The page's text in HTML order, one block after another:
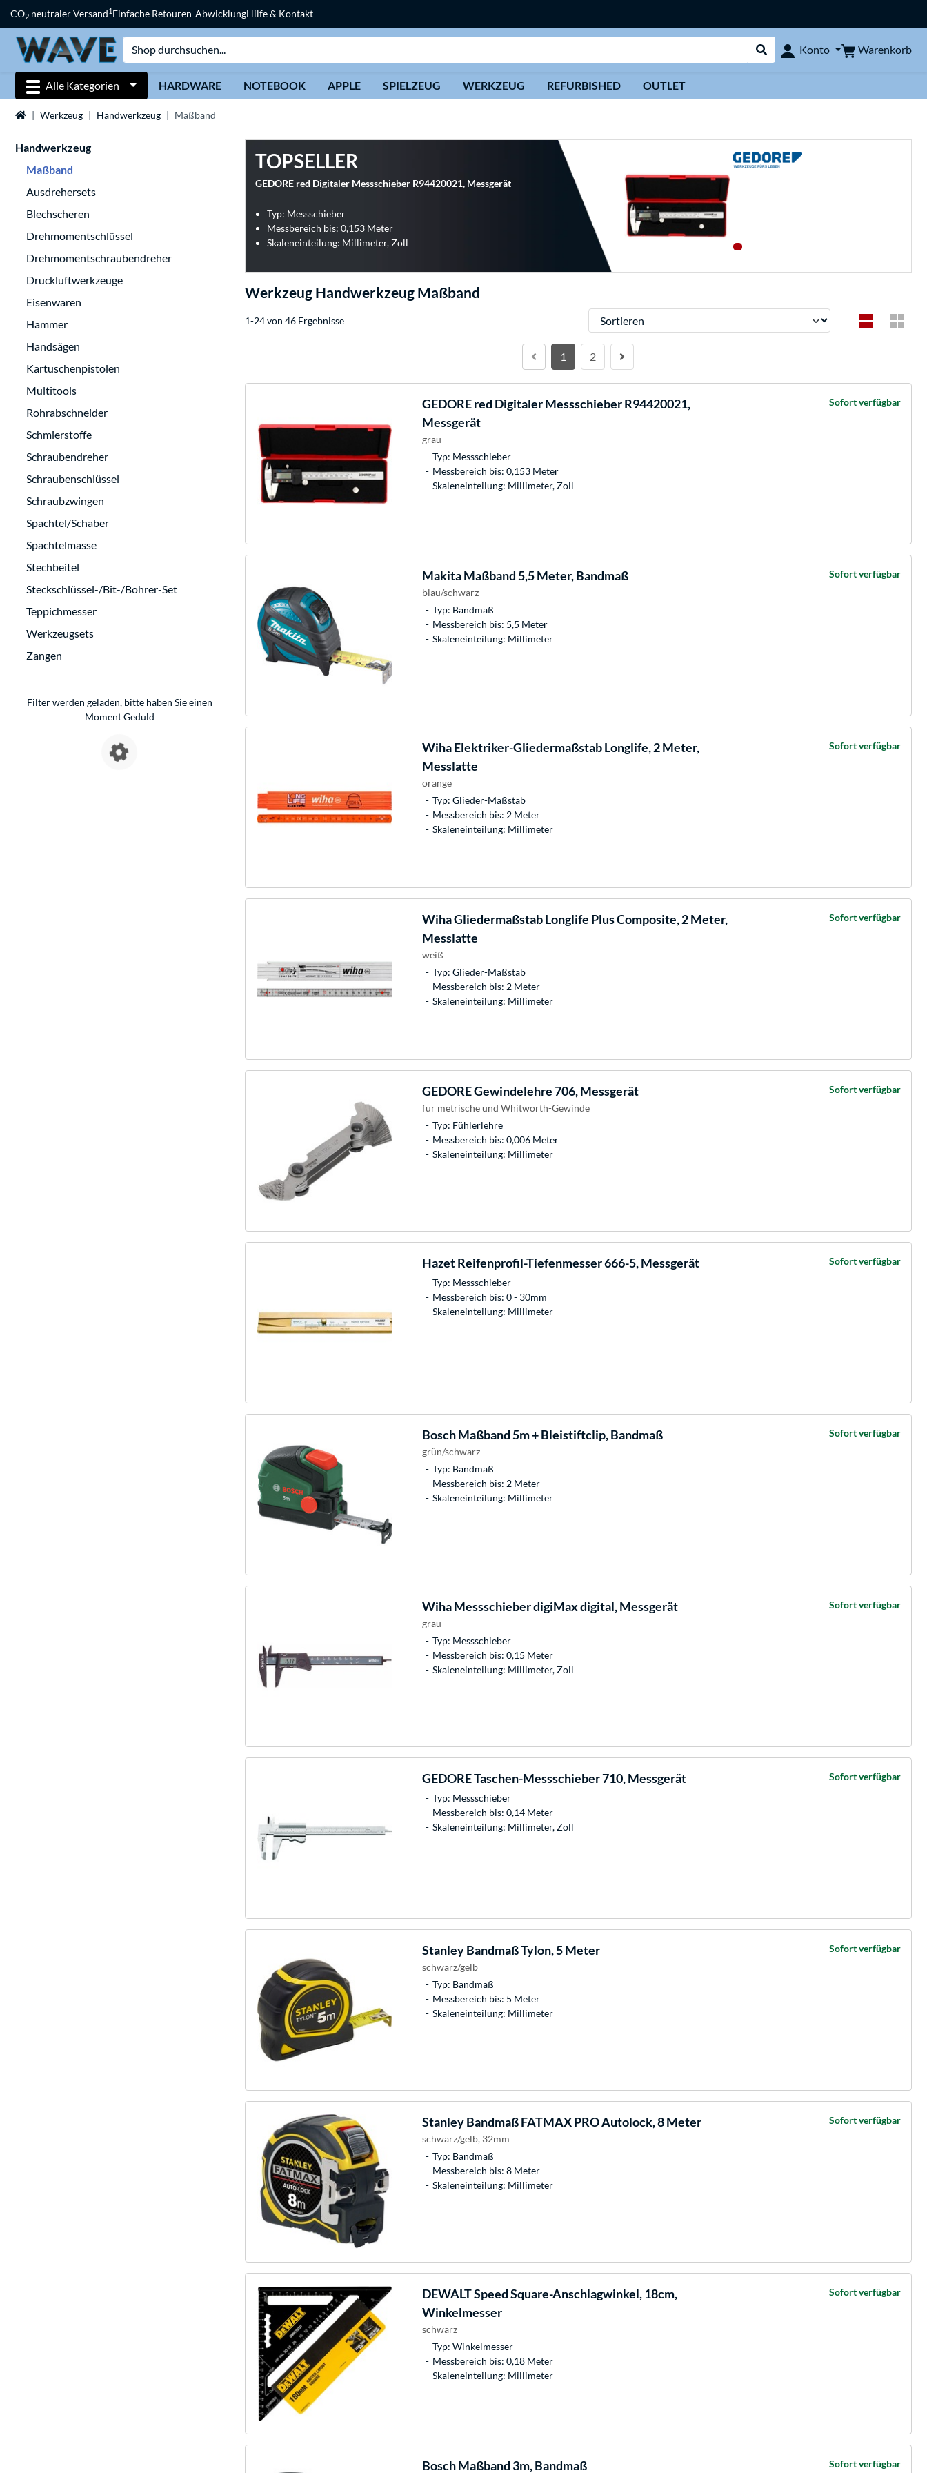
CO2 neutraler Versand1Einfache Retouren-AbwicklungHilfe & Kontakt
Suche durchführen
Konto Warenkorb
Alle Kategorien HARDWARE NOTEBOOK APPLE SPIELZEUG WERKZEUG REFURBISHED OUTLET
StartseiteWerkzeug Handwerkzeug Maßband
Handwerkzeug
Maßband
Ausdrehersets
Blechscheren
Drehmomentschlüssel
Drehmomentschraubendreher
Druckluftwerkzeuge
Eisenwaren
Hammer
Handsägen
Kartuschenpistolen
Multitools
Rohrabschneider
Schmierstoffe
Schraubendreher
Schraubenschlüssel
Schraubzwingen
Spachtel/Schaber
Spachtelmasse
Stechbeitel
Steckschlüssel-/Bit-/Bohrer-Set
Teppichmesser
Werkzeugsets
Zangen
Filter werden geladen, bitte haben Sie einen
Moment Geduld
TOPSELLER
GEDORE red Digitaler Messschieber R94420021, Messgerät
Typ: Messschieber
Messbereich bis: 0,153 Meter
Skaleneinteilung: Millimeter, Zoll
Werkzeug Handwerkzeug Maßband
1-24 von 46 Ergebnisse Sortieren
1 2
GEDOREred Digitaler Messschieber R94420021,
Messgerät
grau
Typ: Messschieber
Messbereich bis: 0,153 Meter
Skaleneinteilung: Millimeter, Zoll
Sofort verfügbar
MakitaMaßband 5,5 Meter, Bandmaß
blau/schwarz
Typ: Bandmaß
Messbereich bis: 5,5 Meter
Skaleneinteilung: Millimeter
Sofort verfügbar
WihaElektriker-Gliedermaßstab Longlife, 2 Meter,
Messlatte
orange
Typ: Glieder-Maßstab
Messbereich bis: 2 Meter
Skaleneinteilung: Millimeter
Sofort verfügbar
WihaGliedermaßstab Longlife Plus Composite, 2 Meter,
Messlatte
weiß
Typ: Glieder-Maßstab
Messbereich bis: 2 Meter
Skaleneinteilung: Millimeter
Sofort verfügbar
GEDOREGewindelehre 706, Messgerät
für metrische und Whitworth-Gewinde
Typ: Fühlerlehre
Messbereich bis: 0,006 Meter
Skaleneinteilung: Millimeter
Sofort verfügbar
HazetReifenprofil-Tiefenmesser 666-5, Messgerät
Typ: Messschieber
Messbereich bis: 0 - 30mm
Skaleneinteilung: Millimeter
Sofort verfügbar
BoschMaßband 5m + Bleistiftclip, Bandmaß
grün/schwarz
Typ: Bandmaß
Messbereich bis: 2 Meter
Skaleneinteilung: Millimeter
Sofort verfügbar
WihaMessschieber digiMax digital, Messgerät
grau
Typ: Messschieber
Messbereich bis: 0,15 Meter
Skaleneinteilung: Millimeter, Zoll
Sofort verfügbar
GEDORETaschen-Messschieber 710, Messgerät
Typ: Messschieber
Messbereich bis: 0,14 Meter
Skaleneinteilung: Millimeter, Zoll
Sofort verfügbar
StanleyBandmaß Tylon, 5 Meter
schwarz/gelb
Typ: Bandmaß
Messbereich bis: 5 Meter
Skaleneinteilung: Millimeter
Sofort verfügbar
StanleyBandmaß FATMAX PRO Autolock, 8 Meter
schwarz/gelb, 32mm
Typ: Bandmaß
Messbereich bis: 8 Meter
Skaleneinteilung: Millimeter
Sofort verfügbar
DEWALTSpeed Square-Anschlagwinkel, 18cm,
Winkelmesser
schwarz
Typ: Winkelmesser
Messbereich bis: 0,18 Meter
Skaleneinteilung: Millimeter
Sofort verfügbar
BoschMaßband 3m, Bandmaß Sofort verfügbar